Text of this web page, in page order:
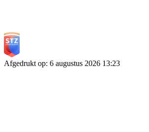
Afgedrukt op: 6 augustus 2026 13:23